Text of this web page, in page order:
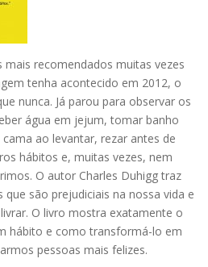
mais recomendados muitas vezes
tenha acontecido em 2012, o
nunca. Já parou para observar os
água em jejum, tomar banho
ao levantar, rezar antes de
hábitos e, muitas vezes, nem
O autor Charles Duhigg traz
são prejudiciais na nossa vida e
O livro mostra exatamente o
hábito e como transformá-lo em
pessoas mais felizes.